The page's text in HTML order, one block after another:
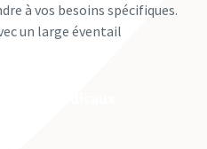
à vos besoins spécifiques.
un large éventail